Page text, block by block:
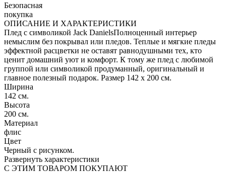
Безопасная
покупка
ОПИСАНИЕ И ХАРАКТЕРИСТИКИ
Плед с символикой Jack DanielsПолноценный интерьер
немыслим без покрывал или пледов. Теплые и мягкие пледы
эффектной расцветки не оставят равнодушными тех, кто
ценит домашний уют и комфорт. К тому же плед с любимой
группой или символикой продуманный, оригинальный и
главное полезный подарок. Размер 142 х 200 см.
Ширина
142 см.
Высота
200 см.
Материал
флис
Цвет
Черный с рисунком.
Развернуть характеристики
С ЭТИМ ТОВАРОМ ПОКУПАЮТ